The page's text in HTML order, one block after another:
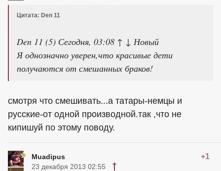
Цитата: Den 11
Den 11 (5) Сегодня, 03:08 ↑ ↓ Новый
Я однозначно уверен,что красивые дети
получаются от смешанных браков!
смотря что смешивать...а татары-немцы и
русские-от одной производной.так ,что не
кипишуй по этому поводу.
Muadipus +1
23 декабря 2013 02:55